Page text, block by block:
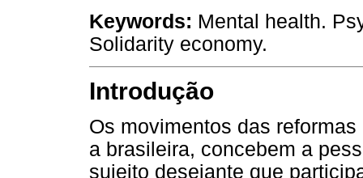
Keywords: Mental health.
Solidarity economy.
Introdução
Os movimentos das
a brasileira, concebem a
sujeito desejante que